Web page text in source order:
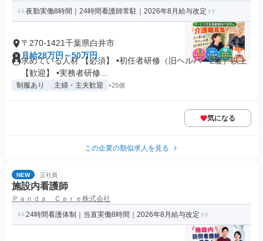
夜勤実働8時間｜24時間看護師常駐｜2026年8月給与改定
〒270-1421千葉県白井市
月給28万円～50万円
求めている人材 【必須】 •初任者研修（旧ヘルパー2級）以上
【歓迎】 •実務者研修...
制服あり 主婦・主夫歓迎 +25個
気になる
この企業の類似求人を見る
NEW 正社員
施設内看護師
Ｐａｎｄａ Ｃａｒｅ株式会社
24時間看護体制｜当直実働8時間｜2026年8月給与改定